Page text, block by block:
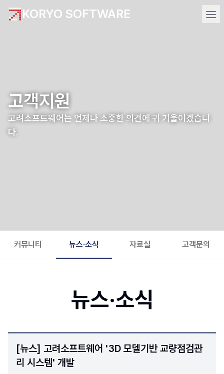
KORYO SOFTWARE
고객지원
고려소프트웨어는 언제나 소중한 의견에 귀 기울이겠습니
다.
커뮤니티 뉴스·소식 자료실 고객문의
뉴스·소식
[뉴스] 고려소프트웨어 '3D 모델기반 교량점검관
리 시스템' 개발